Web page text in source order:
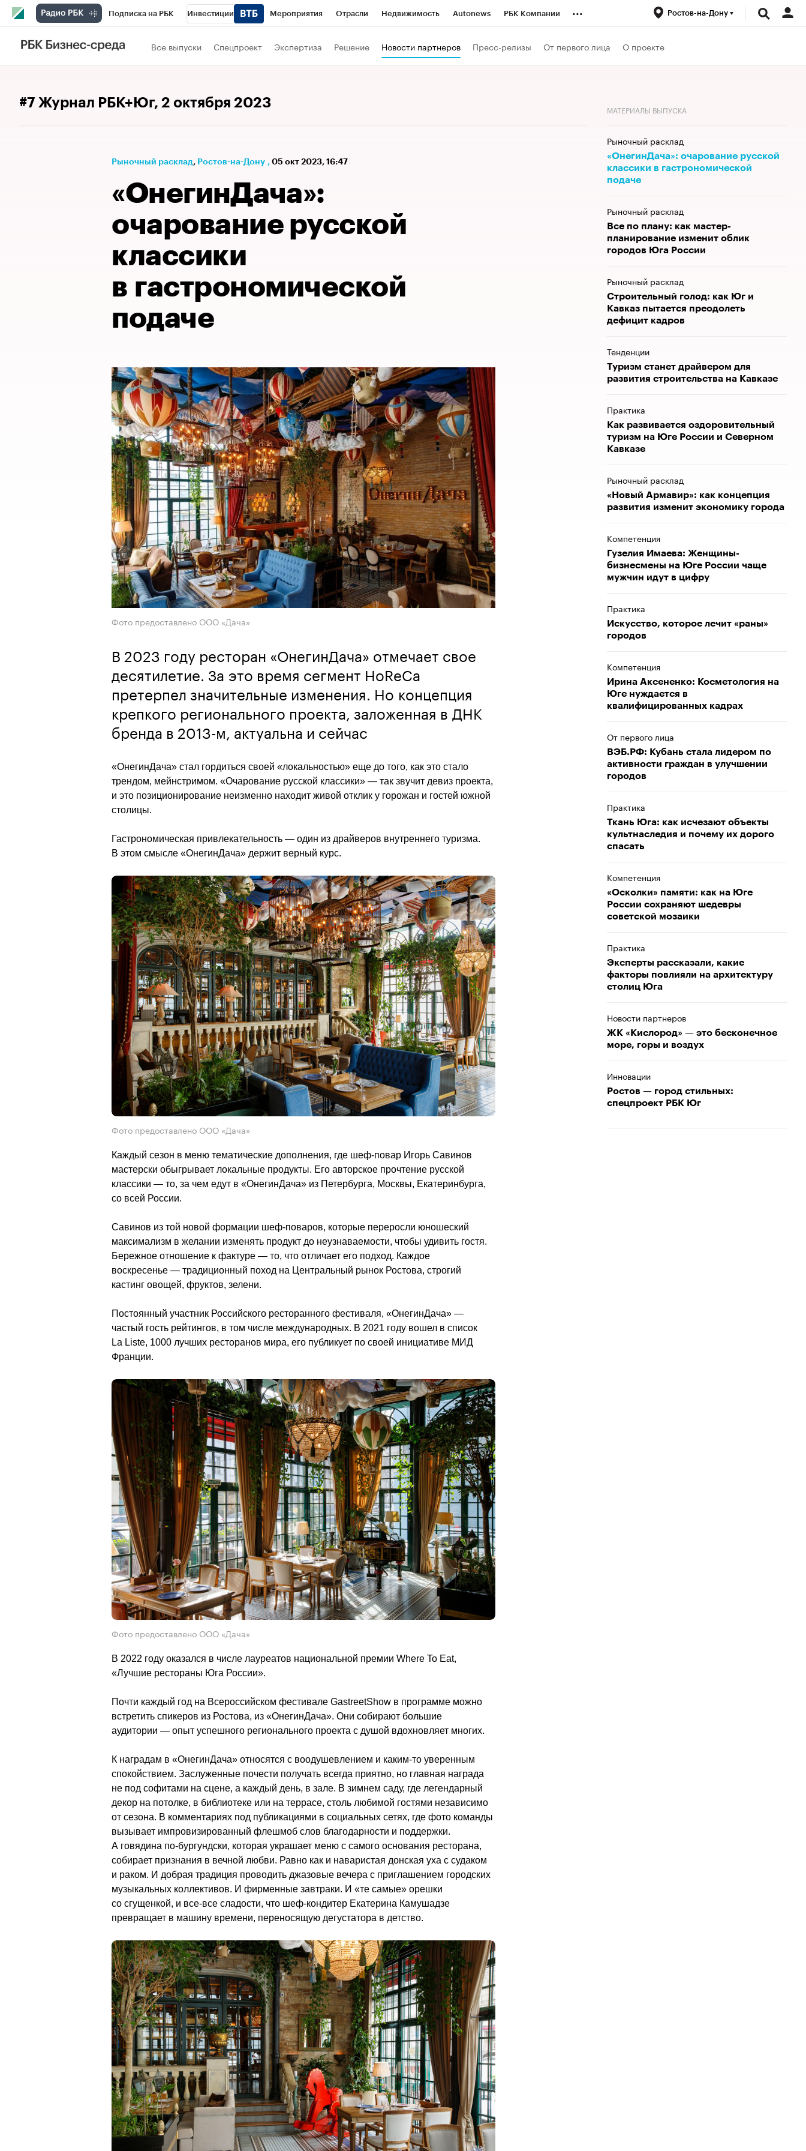
Подписка на РБК Инвестиции Мероприятия Отрасли Недвижимость Autonews РБК Компании
Телеканал
Кредитные рейтинги
... Ростов-на-Дону
Все выпуски Спецпроект Экспертиза Решение Новости партнеров Пресс-релизы От первого лица О проекте
#7 Журнал РБК+Юг, 2 октября 2023
Рыночный расклад⁠, Ростов-на-Дону , 05 окт 2023, 16:47
«ОнегинДача»:
очарование русской
классики
в гастрономической
подаче
Фото предоставлено ООО «Дача»
В 2023 году ресторан «ОнегинДача» отмечает свое
десятилетие. За это время сегмент HoReCa
претерпел значительные изменения. Но концепция
крепкого регионального проекта, заложенная в ДНК
бренда в 2013-м, актуальна и сейчас
«ОнегинДача» стал гордиться своей «локальностью» еще до того, как это стало
трендом, мейнстримом. «Очарование русской классики» — так звучит девиз проекта,
и это позиционирование неизменно находит живой отклик у горожан и гостей южной
столицы.
Гастрономическая привлекательность — один из драйверов внутреннего туризма.
В этом смысле «ОнегинДача» держит верный курс.
Фото предоставлено ООО «Дача»
Каждый сезон в меню тематические дополнения, где шеф-повар Игорь Савинов
мастерски обыгрывает локальные продукты. Его авторское прочтение русской
классики — то, за чем едут в «ОнегинДача» из Петербурга, Москвы, Екатеринбурга,
со всей России.
Савинов из той новой формации шеф-поваров, которые переросли юношеский
максимализм в желании изменять продукт до неузнаваемости, чтобы удивить гостя.
Бережное отношение к фактуре — то, что отличает его подход. Каждое
воскресенье — традиционный поход на Центральный рынок Ростова, строгий
кастинг овощей, фруктов, зелени.
Постоянный участник Российского ресторанного фестиваля, «ОнегинДача» —
частый гость рейтингов, в том числе международных. В 2021 году вошел в список
La Liste, 1000 лучших ресторанов мира, его публикует по своей инициативе МИД
Франции.
Фото предоставлено ООО «Дача»
В 2022 году оказался в числе лауреатов национальной премии Where To Eat,
«Лучшие рестораны Юга России».
Почти каждый год на Всероссийском фестивале GastreetShow в программе можно
встретить спикеров из Ростова, из «ОнегинДача». Они собирают большие
аудитории — опыт успешного регионального проекта с душой вдохновляет многих.
К наградам в «ОнегинДача» относятся с воодушевлением и каким-то уверенным
спокойствием. Заслуженные почести получать всегда приятно, но главная награда
не под софитами на сцене, а каждый день, в зале. В зимнем саду, где легендарный
декор на потолке, в библиотеке или на террасе, столь любимой гостями независимо
от сезона. В комментариях под публикациями в социальных сетях, где фото команды
вызывает импровизированный флешмоб слов благодарности и поддержки.
А говядина по-бургундски, которая украшает меню с самого основания ресторана,
собирает признания в вечной любви. Равно как и наваристая донская уха с судаком
и раком. И добрая традиция проводить джазовые вечера с приглашением городских
музыкальных коллективов. И фирменные завтраки. И «те самые» орешки
со сгущенкой, и все-все сладости, что шеф-кондитер Екатерина Камушадзе
МАТЕРИАЛЫ ВЫПУСКА
Рыночный расклад
«ОнегинДача»: очарование русской
классики в гастрономической
подаче
Рыночный расклад
Все по плану: как мастер-
планирование изменит облик
городов Юга России
Рыночный расклад
Строительный голод: как Юг и
Кавказ пытается преодолеть
дефицит кадров
Тенденции
Туризм станет драйвером для
развития строительства на Кавказе
Практика
Как развивается оздоровительный
туризм на Юге России и Северном
Кавказе
Рыночный расклад
«Новый Армавир»: как концепция
развития изменит экономику города
Компетенция
Гузелия Имаева: Женщины-
бизнесмены на Юге России чаще
мужчин идут в цифру
Практика
Искусство, которое лечит «раны»
городов
Компетенция
Ирина Аксененко: Косметология на
Юге нуждается в
квалифицированных кадрах
От первого лица
ВЭБ.РФ: Кубань стала лидером по
активности граждан в улучшении
городов
Практика
Ткань Юга: как исчезают объекты
культнаследия и почему их дорого
спасать
Компетенция
«Осколки» памяти: как на Юге
России сохраняют шедевры
советской мозаики
Практика
Эксперты рассказали, какие
факторы повлияли на архитектуру
столиц Юга
Новости партнеров
ЖК «Кислород» — это бесконечное
море, горы и воздух
Инновации
Ростов — город стильных:
спецпроект РБК Юг